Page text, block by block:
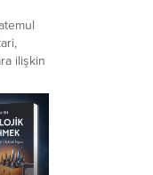
ilişkin